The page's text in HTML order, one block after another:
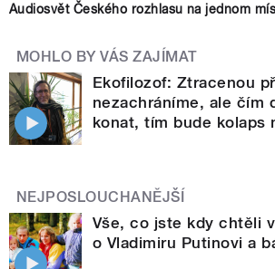
Audiosvět Českého rozhlasu na jednom
MOHLO BY VÁS ZAJÍMAT
Ekofilozof: Ztracenou
nezachráníme, ale čím
konat, tím bude kolaps
NEJPOSLOUCHANĚJŠÍ
Vše, co jste kdy chtěli
o Vladimiru Putinovi a